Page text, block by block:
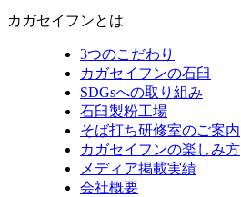
カガセイフンとは
3つのこだわり
カガセイフンの石臼
SDGsへの取り組み
石臼製粉工場
そば打ち研修室のご案内
カガセイフンの楽しみ方
メディア掲載実績
会社概要